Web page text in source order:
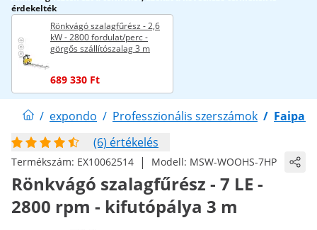
érdekelték
Rönkvágó szalagfűrész - 2,6
kW - 2800 fordulat/perc -
görgős szállítószalag 3 m
689 330 Ft
/ expondo / Professzionális szerszámok / Faipari
(6) értékelés
Termékszám: EX10062514 | Modell: MSW-WOOHS-7HP
Rönkvágó szalagfűrész - 7 LE -
2800 rpm - kifutópálya 3 m